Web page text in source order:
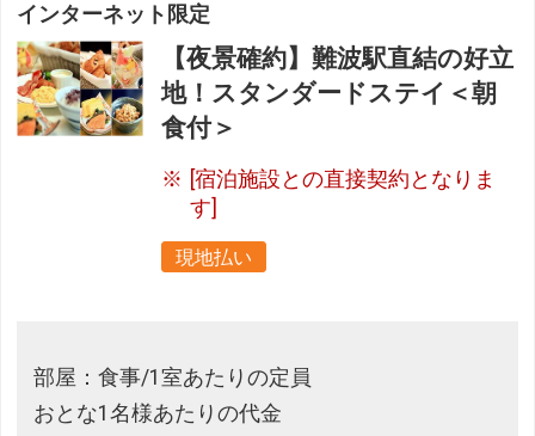
インターネット限定
【夜景確約】難波駅直結の好立
地！スタンダードステイ＜朝
食付＞
[宿泊施設との直接契約となりま
す]
現地払い
部屋：食事/1室あたりの定員
おとな1名様あたりの代金